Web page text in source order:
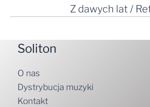
Z dawych lat /
Soliton
O nas
Dystrybucja muzyki
Kontakt